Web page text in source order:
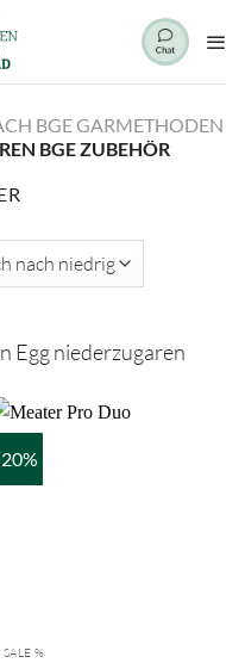
BGE GARMETHODEN
BGE ZUBEHÖR
Egg niederzugaren
SALE %